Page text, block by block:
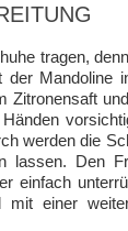
tragen,
Mandoline
werden die
lassen. Den
einfach
einer